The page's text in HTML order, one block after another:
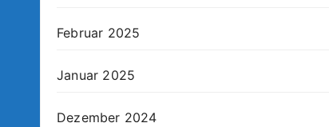
Februar 2025
Januar 2025
Dezember 2024